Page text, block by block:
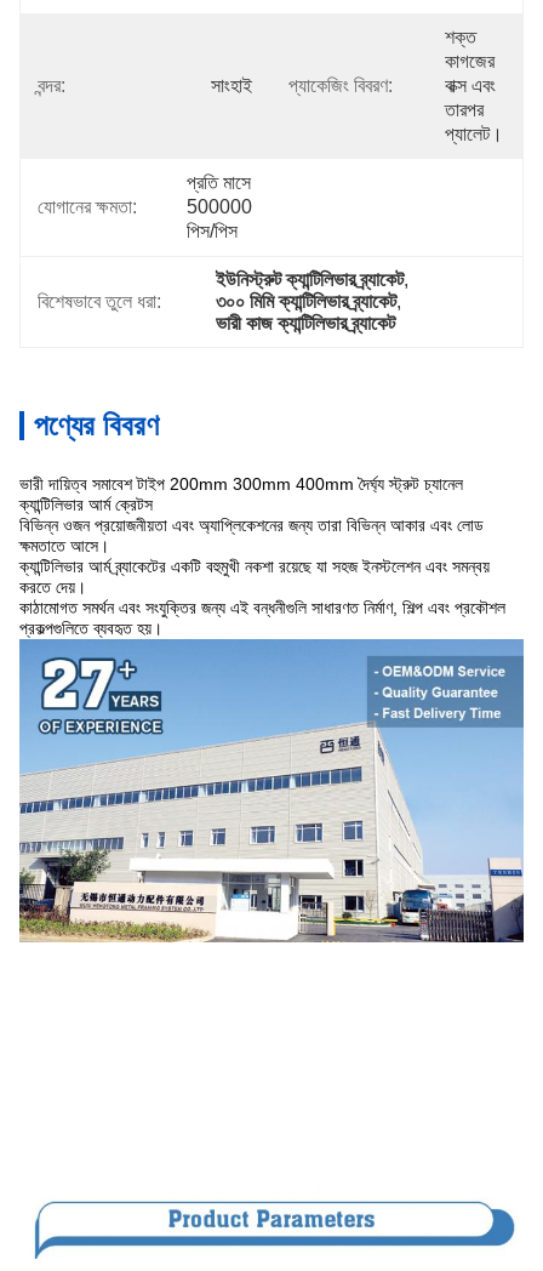
বন্দর: সাংহাই প্যাকেজিং বিবরণ:
শক্ত
কাগজের
বাক্স এবং
তারপর
প্যালেট।
যোগানের ক্ষমতা:
প্রতি মাসে
500000
পিস/পিস
বিশেষভাবে তুলে ধরা:
ইউনিস্ট্রুট ক্যান্টিলিভার ব্র্যাকেট,
৩০০ মিমি ক্যান্টিলিভার ব্র্যাকেট,
ভারী কাজ ক্যান্টিলিভার ব্র্যাকেট
পণ্যের বিবরণ
ভারী দায়িত্ব সমাবেশ টাইপ 200mm 300mm 400mm দৈর্ঘ্য স্ট্রুট চ্যানেল
ক্যান্টিলিভার আর্ম ক্রেটস
বিভিন্ন ওজন প্রয়োজনীয়তা এবং অ্যাপ্লিকেশনের জন্য তারা বিভিন্ন আকার এবং লোড
ক্ষমতাতে আসে।
ক্যান্টিলিভার আর্ম ব্র্যাকেটের একটি বহুমুখী নকশা রয়েছে যা সহজ ইনস্টলেশন এবং সমন্বয়
করতে দেয়।
কাঠামোগত সমর্থন এবং সংযুক্তির জন্য এই বন্ধনীগুলি সাধারণত নির্মাণ, শিল্প এবং প্রকৌশল
প্রকল্পগুলিতে ব্যবহৃত হয়।